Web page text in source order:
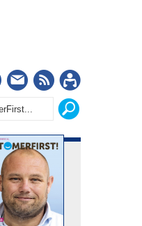
LinkedIn
Nieuwsbrief
RSS